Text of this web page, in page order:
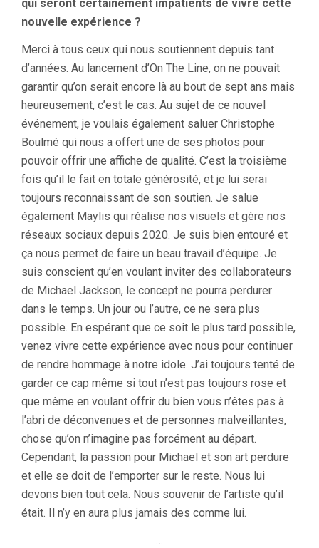
qui seront certainement impatients de vivre cette
nouvelle expérience ?
Merci à tous ceux qui nous soutiennent depuis tant
d’années. Au lancement d’On The Line, on ne pouvait
garantir qu’on serait encore là au bout de sept ans mais
heureusement, c’est le cas. Au sujet de ce nouvel
événement, je voulais également saluer Christophe
Boulmé qui nous a offert une de ses photos pour
pouvoir offrir une affiche de qualité. C’est la troisième
fois qu’il le fait en totale générosité, et je lui serai
toujours reconnaissant de son soutien. Je salue
également Maylis qui réalise nos visuels et gère nos
réseaux sociaux depuis 2020. Je suis bien entouré et
ça nous permet de faire un beau travail d’équipe. Je
suis conscient qu’en voulant inviter des collaborateurs
de Michael Jackson, le concept ne pourra perdurer
dans le temps. Un jour ou l’autre, ce ne sera plus
possible. En espérant que ce soit le plus tard possible,
venez vivre cette expérience avec nous pour continuer
de rendre hommage à notre idole. J’ai toujours tenté de
garder ce cap même si tout n’est pas toujours rose et
que même en voulant offrir du bien vous n’êtes pas à
l’abri de déconvenues et de personnes malveillantes,
chose qu’on n’imagine pas forcément au départ.
Cependant, la passion pour Michael et son art perdure
et elle se doit de l’emporter sur le reste. Nous lui
devons bien tout cela. Nous souvenir de l’artiste qu’il
était. Il n’y en aura plus jamais des comme lui.
…